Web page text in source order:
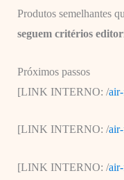
Produtos semelhantes
seguem critérios
Próximos passos
[LINK INTERNO: /
[LINK INTERNO: /
[LINK INTERNO: /